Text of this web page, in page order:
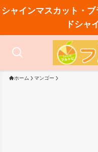
シャインマスカット・
ドシャ
ホーム マンゴー